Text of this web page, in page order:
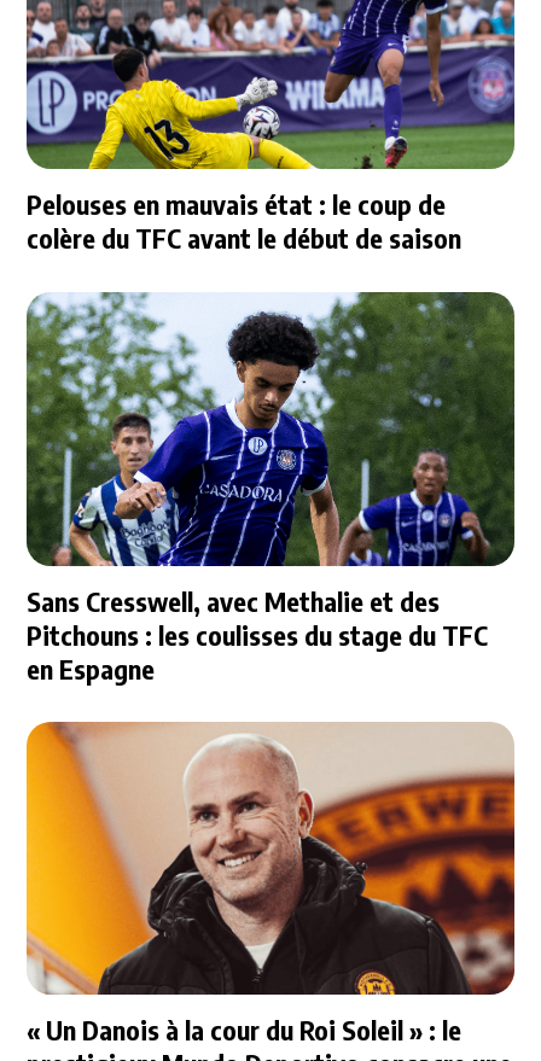
Pelouses en mauvais état : le coup de
colère du TFC avant le début de saison
Sans Cresswell, avec Methalie et des
Pitchouns : les coulisses du stage du TFC
en Espagne
« Un Danois à la cour du Roi Soleil » : le